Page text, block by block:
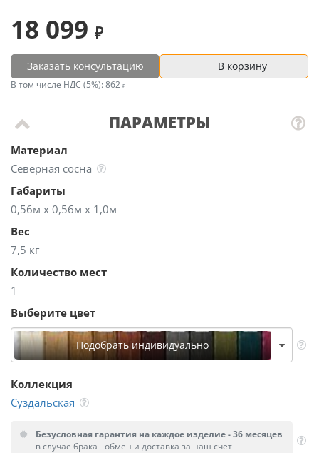
ПАРАМЕТРЫ
Материал
Северная сосна
Габариты
0,56м х 0,56м х 1,0м
Вес
7,5 кг
Количество мест
1
Выберите цвет
Подобрать индивидуально
Коллекция
Суздальская
18 099
Заказать консультацию В корзину
В том числе НДС (5%): 862
Безусловная гарантия на каждое изделие - 36 месяцев
в случае брака - обмен и доставка за наш счет